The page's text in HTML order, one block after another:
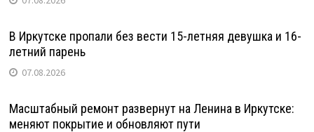
В Иркутске пропали без вести 15-летняя девушка и 16-
летний парень
07.08.2026
Масштабный ремонт развернут на Ленина в Иркутске:
меняют покрытие и обновляют пути